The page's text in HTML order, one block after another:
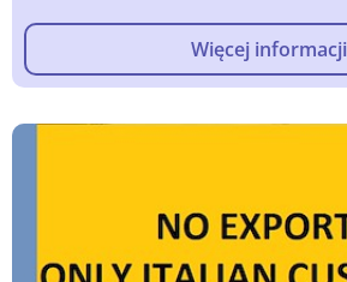
Więcej informacji